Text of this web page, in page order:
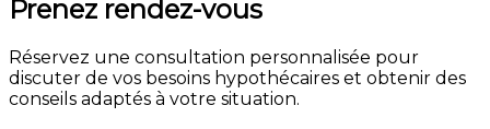
Prenez rendez-vous
Réservez une consultation personnalisée pour
discuter de vos besoins hypothécaires et obtenir des
conseils adaptés à votre situation.